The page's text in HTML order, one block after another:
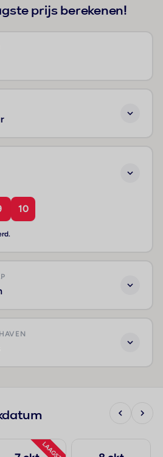
prijs berekenen!
10